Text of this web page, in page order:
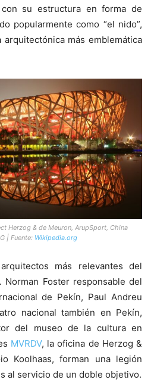
su estructura en forma de
popularmente como “el nido”,
más emblemática
Herzog & de Meuron, ArupSport, China
| Fuente: Wikipedia.org
más relevantes del
Norman Foster responsable del
de Pekín, Paul Andreu
nacional también en Pekín,
del museo de la cultura en
MVRDV, la oficina de Herzog &
Koolhaas, forman una legión
al servicio de un doble objetivo.